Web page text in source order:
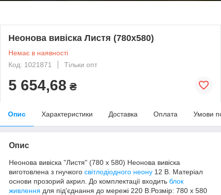
Неонова вивіска Листя (780х580)
Немає в наявності
Код: 1021871
Тільки опт
5 654,68 ₴
Опис Характеристики Доставка Оплата Умови
Опис
Неонова вивіска "Листя" (780 х 580) Неонова вивіска
виготовлена з гнучкого світлодіодного неону 12 В. Матеріал
основи прозорий акрил. До комплектації входить блок
живлення для під'єднання до мережі 220 В.Розмір: 780 х 580